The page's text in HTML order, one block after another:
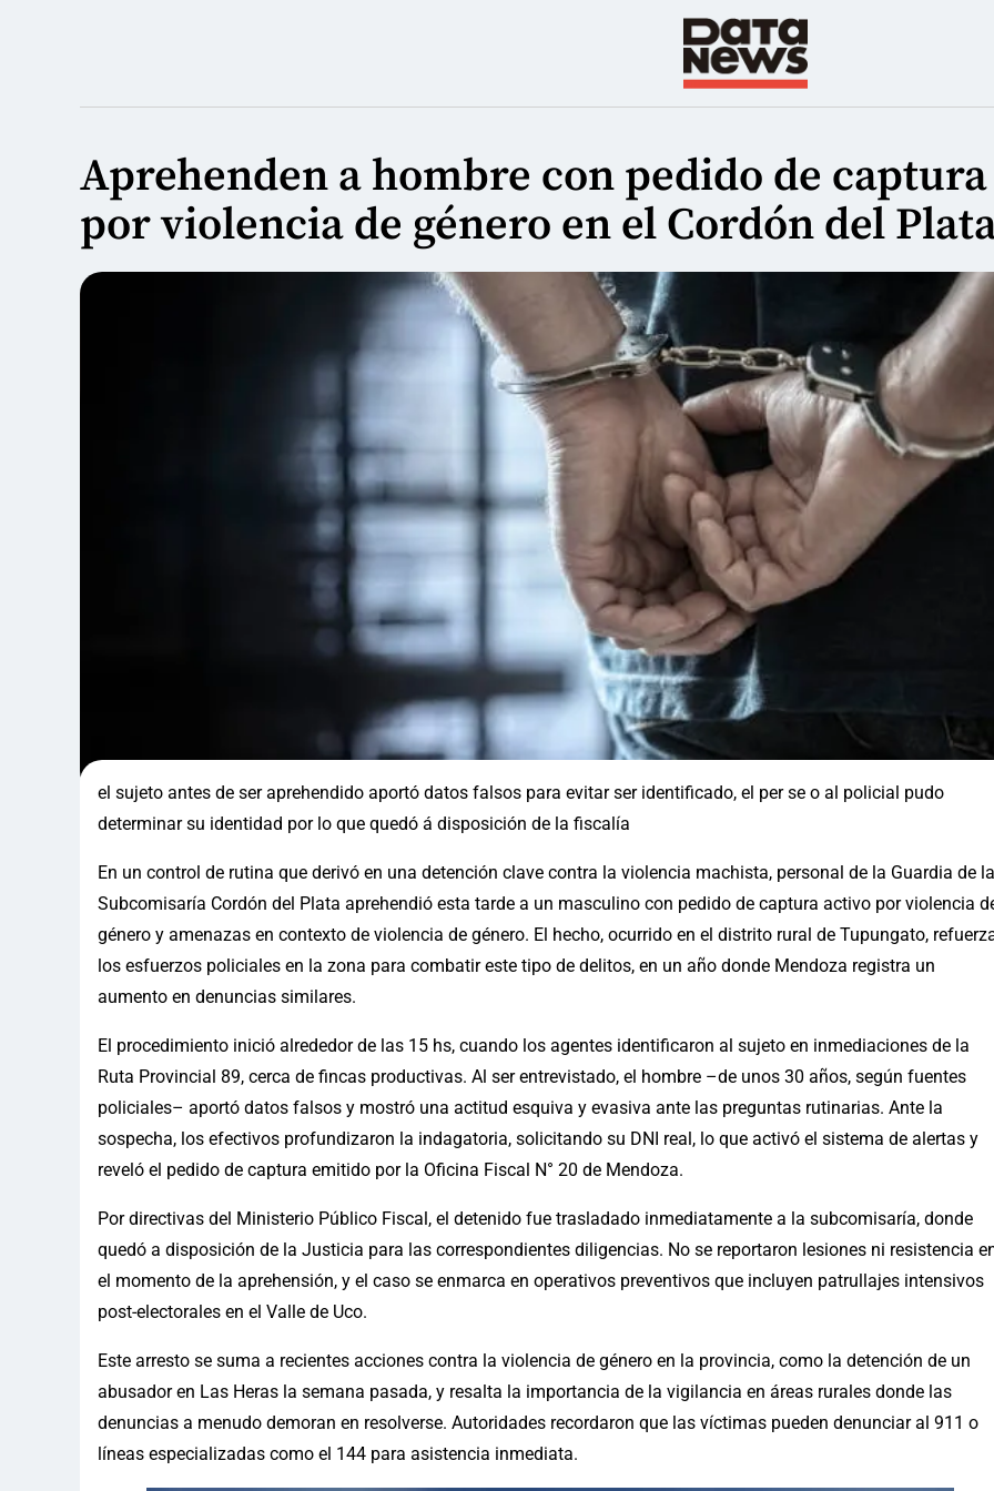
Aprehenden a hombre con pedido de captura
por violencia de género en el Cordón del
el sujeto antes de ser aprehendido aportó datos falsos para evitar ser identificado, el per se o al policial pudo
determinar su identidad por lo que quedó á disposición de la fiscalía
En un control de rutina que derivó en una detención clave contra la violencia machista, personal de la Guardia de la
Subcomisaría Cordón del Plata aprehendió esta tarde a un masculino con pedido de captura activo por violencia
género y amenazas en contexto de violencia de género. El hecho, ocurrido en el distrito rural de Tupungato,
los esfuerzos policiales en la zona para combatir este tipo de delitos, en un año donde Mendoza registra un
aumento en denuncias similares.
El procedimiento inició alrededor de las 15 hs, cuando los agentes identificaron al sujeto en inmediaciones de la
Ruta Provincial 89, cerca de fincas productivas. Al ser entrevistado, el hombre –de unos 30 años, según fuentes
policiales– aportó datos falsos y mostró una actitud esquiva y evasiva ante las preguntas rutinarias. Ante la
sospecha, los efectivos profundizaron la indagatoria, solicitando su DNI real, lo que activó el sistema de alertas y
reveló el pedido de captura emitido por la Oficina Fiscal N° 20 de Mendoza.
Por directivas del Ministerio Público Fiscal, el detenido fue trasladado inmediatamente a la subcomisaría, donde
quedó a disposición de la Justicia para las correspondientes diligencias. No se reportaron lesiones ni resistencia
el momento de la aprehensión, y el caso se enmarca en operativos preventivos que incluyen patrullajes intensivos
post-electorales en el Valle de Uco.
Este arresto se suma a recientes acciones contra la violencia de género en la provincia, como la detención de un
abusador en Las Heras la semana pasada, y resalta la importancia de la vigilancia en áreas rurales donde las
denuncias a menudo demoran en resolverse. Autoridades recordaron que las víctimas pueden denunciar al 911 o
líneas especializadas como el 144 para asistencia inmediata.